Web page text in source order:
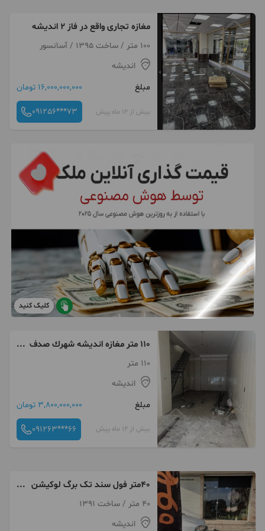
مغازه تجاری واقع در فاز ۲ اندیشه
100 متر / ساخت 1395 / آسانسور
اندیشه
مبلغ
16,000,000,000 تومان
بیش از 12 ماه پیش 091256***73
کلیک کنید
110 متر مغازه انديشه شهرك صدف
ارتفاع ٨ متر110 متر
اندیشه
مبلغ
3,800,000,000 تومان
بیش از 12 ماه پیش 091263***66
40متر فول سند تک برگ لوکیشن
با مستاجر40 متر / ساخت 1391
اندیشه